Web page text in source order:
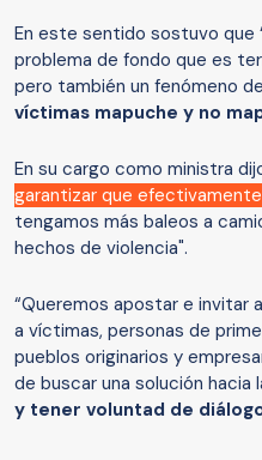
En este sentido sostuvo que
problema de fondo que es
pero también un fenómeno
víctimas mapuche y no
En su cargo como ministra
garantizar que
tengamos más baleos a
hechos de violencia".
“Queremos apostar e invitar
a víctimas, personas de
pueblos originarios y
de buscar una solución hacia
y tener voluntad de